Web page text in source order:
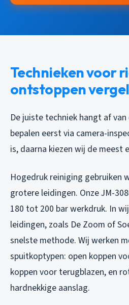
Technieken voor
ontstoppen
De juiste techniek hangt af
bepalen eerst via camera-
is, daarna kiezen wij de meest
Hogedruk reiniging gebruiken
grotere leidingen. Onze JM-
180 tot 200 bar werkdruk. In
leidingen, zoals De Zoom of
snelste methode. Wij werken
spuitkoptypen: open koppen
koppen voor terugblazen, en
hardnekkige aanslag.